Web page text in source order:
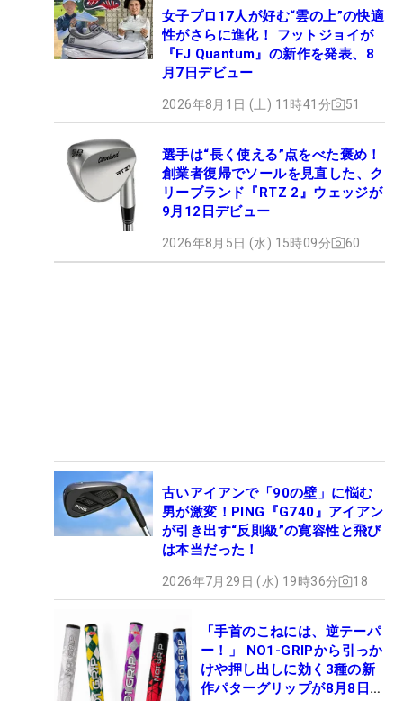
女子プロ17人が好む“雲の上”の快適
性がさらに進化！ フットジョイが
『FJ Quantum』の新作を発表、8
月7日デビュー
2026年8月1日 (土) 11時41分 51
選手は“長く使える”点をべた褒め！
創業者復帰でソールを見直した、ク
リーブランド『RTZ 2』ウェッジが
9月12日デビュー
2026年8月5日 (水) 15時09分 60
古いアイアンで「90の壁」に悩む
男が激変！PING『G740』アイアン
が引き出す“反則級”の寛容性と飛び
は本当だった！
2026年7月29日 (水) 19時36分 18
「手首のこねには、逆テーパ
ー！」 NO1-GRIPから引っか
けや押し出しに効く3種の新
作パターグリップが8月8日デ